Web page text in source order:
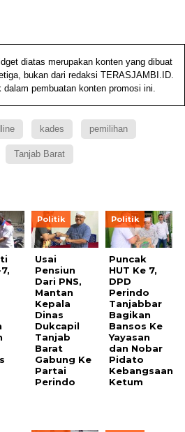
diatas merupakan konten yang dibuat
bukan dari redaksi TERASJAMBI.ID.
pembuatan konten promosi ini.
kades pemilihan
Tanjab Barat
Politik
Usai
Pensiun
Dari PNS,
Mantan
Kepala
Dinas
Dukcapil
Tanjab
Barat
Gabung Ke
Partai
Perindo
Politik
Puncak
HUT Ke 7,
DPD
Perindo
Tanjabbar
Bagikan
Bansos Ke
Yayasan
dan Nobar
Pidato
Kebangsaan
Ketum